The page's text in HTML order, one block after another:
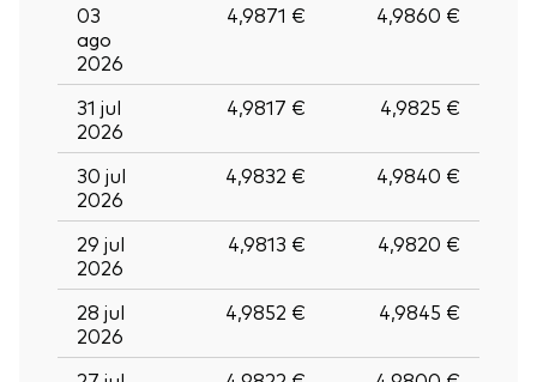
03
ago
2026
4,9871 € 4,9860 €
31 jul
2026
4,9817 € 4,9825 €
30 jul
2026
4,9832 € 4,9840 €
29 jul
2026
4,9813 € 4,9820 €
28 jul
2026
4,9852 € 4,9845 €